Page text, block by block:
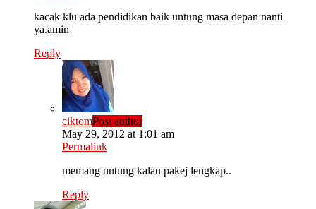
kacak klu ada pendidikan baik untung masa depan nanti
ya.amin
Reply
ciktomPost author
May 29, 2012 at 1:01 am
Permalink
memang untung kalau pakej lengkap..
Reply